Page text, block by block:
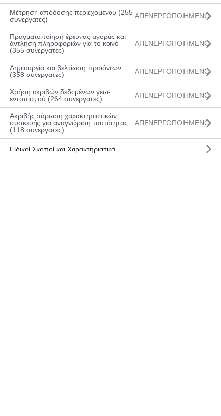
Μέτρηση απόδοσης περιεχομένου (255
συνεργατες)
ΑΠΕΝΕΡΓΟΠΟΙΗΜΕΝΟ
Πραγματοποίηση έρευνας αγοράς και
άντληση πληροφοριών για το κοινό
(355 συνεργατες)
ΑΠΕΝΕΡΓΟΠΟΙΗΜΕΝΟ
Δημιουργία και βελτίωση προϊόντων
(358 συνεργατες)
ΑΠΕΝΕΡΓΟΠΟΙΗΜΕΝΟ
Χρήση ακριβών δεδομένων γεω-
εντοπισμού (264 συνεργατες)
ΑΠΕΝΕΡΓΟΠΟΙΗΜΕΝΟ
Ακριβής σάρωση χαρακτηριστικών
συσκευής για αναγνώριση ταυτότητας
(118 συνεργατες)
ΑΠΕΝΕΡΓΟΠΟΙΗΜΕΝΟ
Ειδικοί Σκοποί και Χαρακτηριστικά
Menu
Αρχική
Βαθμολογία
Πρόγραμμα
Ομάδες
Νέα
Gallery